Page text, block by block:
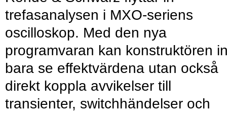
trefasanalysen i MXO-seriens
oscilloskop. Med den nya
programvaran kan konstruktören
bara se effektvärdena utan också
direkt koppla avvikelser till
transienter, switchhändelser och